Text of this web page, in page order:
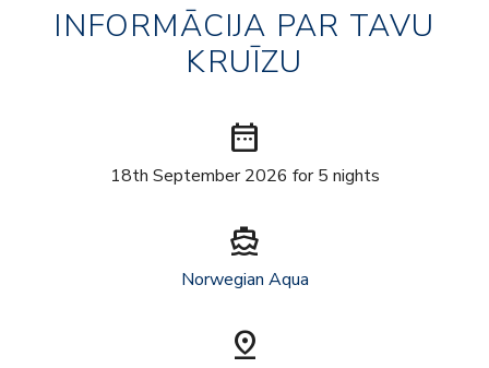
INFORMĀCIJA PAR TAVU
KRUĪZU
date_range
18th September 2026 for 5 nights
directions_boat
Norwegian Aqua
pin_drop